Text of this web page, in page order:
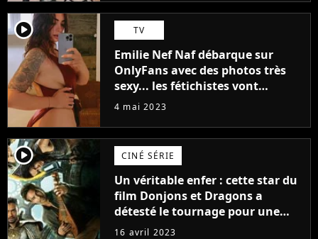
player2 TV
Emilie Nef Naf débarque sur
OnlyFans avec des photos très
sexy... les fétichistes vont
prendre leur pied !
4 mai 2023
player2 CINÉ SÉRIE
Un véritable enfer : cette star du
film Donjons et Dragons a
détesté le tournage pour une
raison très spéciale
16 avril 2023